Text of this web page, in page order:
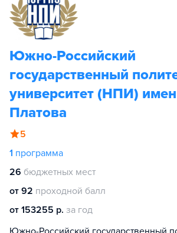
Южно-Российский
государственный
университет (НПИ)
Платова
5
1 программа
26 бюджетных мест
от 92 проходной балл
от 153255 р. за год